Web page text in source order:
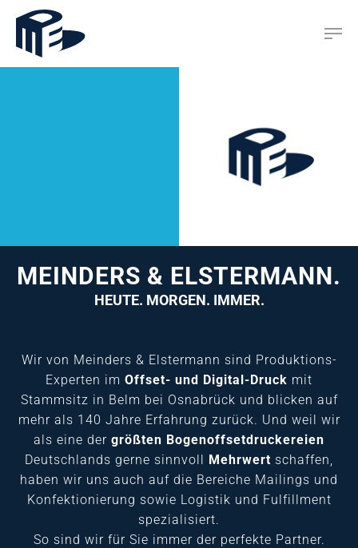
MEINDERS & ELSTERMANN.
HEUTE. MORGEN. IMMER.
Wir von Meinders & Elstermann sind Produktions-
Experten im Offset- und Digital-Druck mit
Stammsitz in Belm bei Osnabrück und blicken auf
mehr als 140 Jahre Erfahrung zurück. Und weil wir
als eine der größten Bogenoffsetdruckereien
Deutschlands gerne sinnvoll Mehrwert schaffen,
haben wir uns auch auf die Bereiche Mailings und
Konfektionierung sowie Logistik und Fulfillment
spezialisiert.
So sind wir für Sie immer der perfekte Partner.